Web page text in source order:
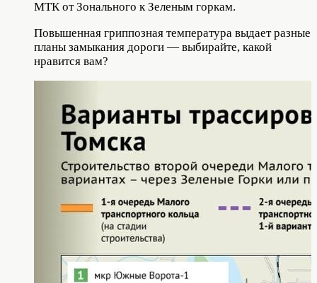
МТК от Зонального к Зеленым горкам.
Повышенная гриппозная температура выдает разные
планы замыкания дороги — выбирайте, какой
нравится вам?